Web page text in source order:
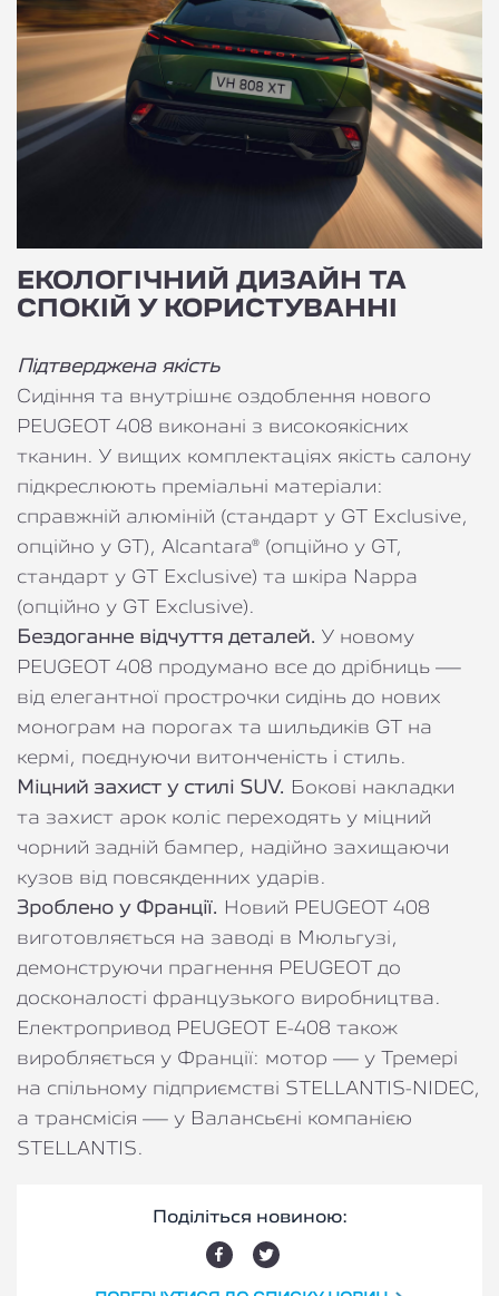
ЕКОЛОГІЧНИЙ ДИЗАЙН ТА
СПОКІЙ У КОРИСТУВАННІ
Підтверджена якість
Сидіння та внутрішнє оздоблення нового
PEUGEOT 408 виконані з високоякісних
тканин. У вищих комплектаціях якість салону
підкреслюють преміальні матеріали:
справжній алюміній (стандарт у GT Exclusive,
опційно у GT), Alcantara® (опційно у GT,
стандарт у GT Exclusive) та шкіра Nappa
(опційно у GT Exclusive).
Бездоганне відчуття деталей. У новому
PEUGEOT 408 продумано все до дрібниць —
від елегантної прострочки сидінь до нових
монограм на порогах та шильдиків GT на
кермі, поєднуючи витонченість і стиль.
Міцний захист у стилі SUV.
Бокові накладки
та захист арок коліс переходять у міцний
чорний задній бампер, надійно захищаючи
кузов від повсякденних ударів.
Зроблено у Франції.
Новий PEUGEOT 408
виготовляється на заводі в Мюльгузі,
демонструючи прагнення PEUGEOT до
досконалості французького виробництва.
Електропривод PEUGEOT E-408 також
виробляється у Франції: мотор — у Тремері
на спільному підприємстві STELLANTIS-NIDEC,
а трансмісія — у Валансьєні компанією
STELLANTIS.
Поділіться новиною: